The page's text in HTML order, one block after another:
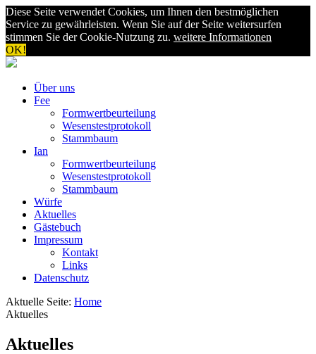
Diese Seite verwendet Cookies, um Ihnen den bestmöglichen
Service zu gewährleisten. Wenn Sie auf der Seite weitersurfen
stimmen Sie der Cookie-Nutzung zu. weitere Informationen
OK!
Über uns
Fee
Formwertbeurteilung
Wesenstestprotokoll
Stammbaum
Ian
Formwertbeurteilung
Wesenstestprotokoll
Stammbaum
Würfe
Aktuelles
Gästebuch
Impressum
Kontakt
Links
Datenschutz
Aktuelle Seite: Home
Aktuelles
Aktuelles